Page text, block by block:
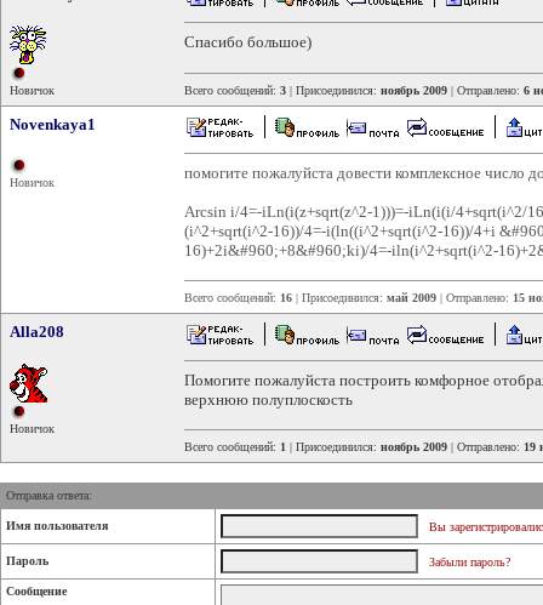
Новичок
Спасибо большое)
Всего сообщений: 3 | Присоединился: ноябрь 2009 | Отправлено: 6
Novenkaya1
Новичок
помогите пожалуйста довести комплексное число
Arcsin i/4=-iLn(i(z+sqrt(z^2-1)))=-iLn(i(i/4+sqrt(i^2/
(i^2+sqrt(i^2-16))/4=-i(ln((i^2+sqrt(i^2-16))/4+i
16)+2i&#960;+8&#960;ki)/4=-iln(i^2+sqrt(i^2-
Всего сообщений: 16 | Присоединился: май 2009 | Отправлено: 15
Alla208
Новичок
Помогите пожалуйста построить комфорное
верхнюю полуплоскость
Всего сообщений: 1 | Присоединился: ноябрь 2009 | Отправлено: 19
Отправка ответа:
Имя пользователя Вы
Пароль Забыли пароль?
Сообщение